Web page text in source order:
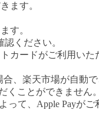
ます。
す。
ください。
カードがご利用い
、楽天市場が自動
くことができません。
て、Apple Payがご